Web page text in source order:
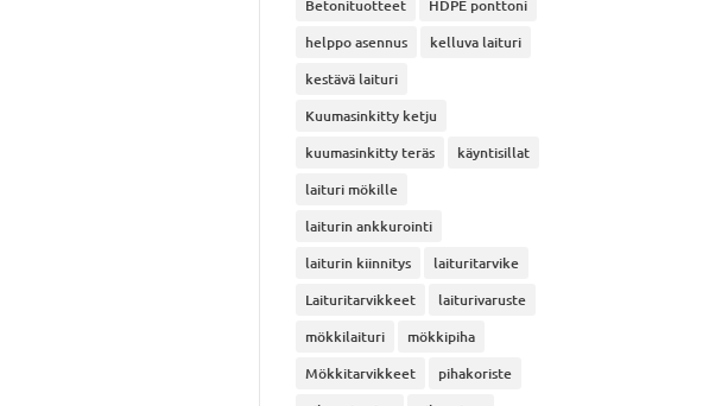
Betonituotteet
HDPE ponttoni
helppo asennus
kelluva laituri
kestävä laituri
Kuumasinkitty ketju
kuumasinkitty teräs
käyntisillat
laituri mökille
laiturin ankkurointi
laiturin kiinnitys
laituritarvike
Laituritarvikkeet
laiturivaruste
mökkilaituri
mökkipiha
Mökkitarvikkeet
pihakoriste